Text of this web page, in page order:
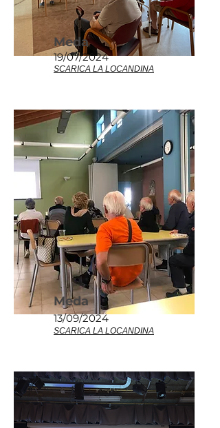
Meda
19/07/2024
SCARICA LA LOCANDINA
Meda
13/09/2024
SCARICA LA LOCANDINA